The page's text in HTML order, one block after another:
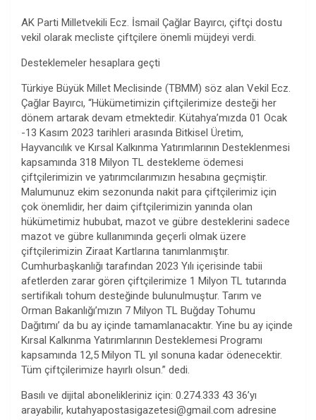
AK Parti Milletvekili Ecz. İsmail Çağlar Bayırcı, çiftçi dostu
vekil olarak mecliste çiftçilere önemli müjdeyi verdi.
Desteklemeler hesaplara geçti
Türkiye Büyük Millet Meclisinde (TBMM) söz alan Vekil Ecz.
Çağlar Bayırcı, “Hükümetimizin çiftçilerimize desteği her
dönem artarak devam etmektedir. Kütahya’mızda 01 Ocak
-13 Kasım 2023 tarihleri arasında Bitkisel Üretim,
Hayvancılık ve Kırsal Kalkınma Yatırımlarının Desteklenmesi
kapsamında 318 Milyon TL destekleme ödemesi
çiftçilerimizin ve yatırımcılarımızın hesabına geçmiştir.
Malumunuz ekim sezonunda nakit para çiftçilerimiz için
çok önemlidir, her daim çiftçilerimizin yanında olan
hükümetimiz hububat, mazot ve gübre desteklerini sadece
mazot ve gübre kullanımında geçerli olmak üzere
çiftçilerimizin Ziraat Kartlarına tanımlanmıştır.
Cumhurbaşkanlığı tarafından 2023 Yılı içerisinde tabii
afetlerden zarar gören çiftçilerimize 1 Milyon TL tutarında
sertifikalı tohum desteğinde bulunulmuştur. Tarım ve
Orman Bakanlığı’mızın 7 Milyon TL Buğday Tohumu
Dağıtımı’ da bu ay içinde tamamlanacaktır. Yine bu ay içinde
Kırsal Kalkınma Yatırımlarının Desteklemesi Programı
kapsamında 12,5 Milyon TL yıl sonuna kadar ödenecektir.
Tüm çiftçilerimize hayırlı olsun.” dedi.
Basılı ve dijital abonelikleriniz için: 0.274.333 43 36’yı
arayabilir, kutahyapostasigazetesi@gmail.com adresine